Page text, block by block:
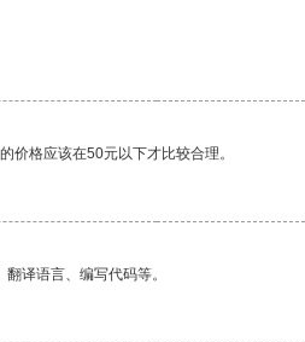
价格应该在50元以下才比较合理。
译语言、编写代码等。